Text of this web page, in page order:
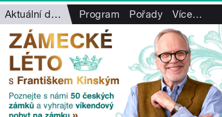
Aktuální dění Program Pořady Více…